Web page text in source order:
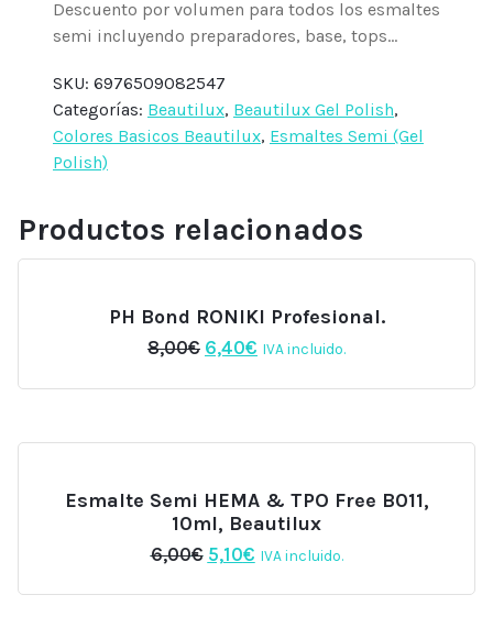
Descuento por volumen para todos los esmaltes
semi incluyendo preparadores, base, tops...
SKU: 6976509082547
Categorías: Beautilux, Beautilux Gel Polish,
Colores Basicos Beautilux, Esmaltes Semi (Gel
Polish)
Productos relacionados
PH Bond RONIKI Profesional.
8,00€ El
original
6,40€ El
actual
IVA incluido.
Esmalte Semi HEMA & TPO Free B011,
10ml, Beautilux
6,00€ El
original
5,10€El
actual
IVA incluido.